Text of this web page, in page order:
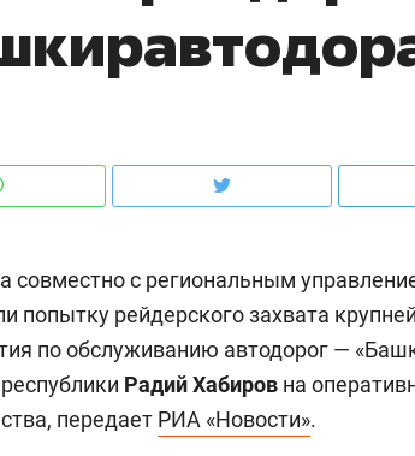
совместно с региональным
попытку рейдерского захвата
по обслуживанию автодорог —
Радий Хабиров на
передает РИА «Новости».
налогах и развитии без кредитов
Рекомендуем